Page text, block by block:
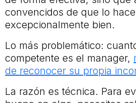
convencidos de que lo
excepcionalmente bien.
Lo más problemático:
competente es el manager,
de reconocer su propia
La razón es técnica. Para